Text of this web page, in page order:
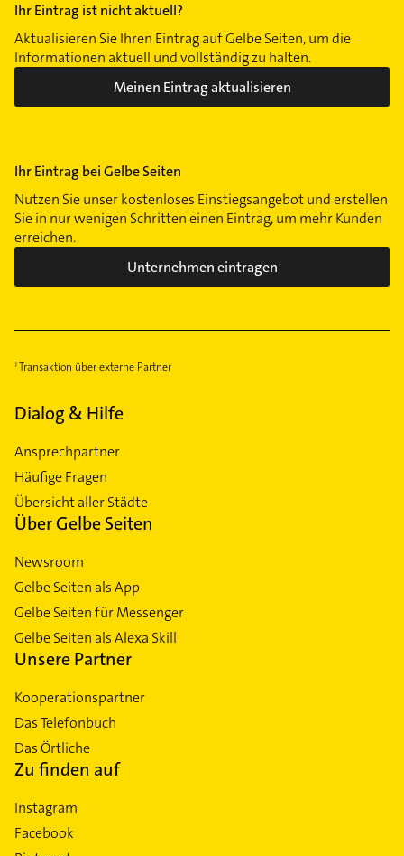
Ihr Eintrag ist nicht aktuell?
Aktualisieren Sie Ihren Eintrag auf Gelbe Seiten, um die
Informationen aktuell und vollständig zu halten.
Meinen Eintrag aktualisieren
Ihr Eintrag bei Gelbe Seiten
Nutzen Sie unser kostenloses Einstiegsangebot und erstellen
Sie in nur wenigen Schritten einen Eintrag, um mehr Kunden
erreichen.
Unternehmen eintragen
Transaktion über externe Partner
Dialog & Hilfe
Ansprechpartner
Häufige Fragen
Übersicht aller Städte
Über Gelbe Seiten
Newsroom
Gelbe Seiten als App
Gelbe Seiten für Messenger
Gelbe Seiten als Alexa Skill
Unsere Partner
Kooperationspartner
Das Telefonbuch
Das Örtliche
Zu finden auf
Instagram
Facebook